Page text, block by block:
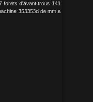
forets d'avant trous 141
353353d de mm a